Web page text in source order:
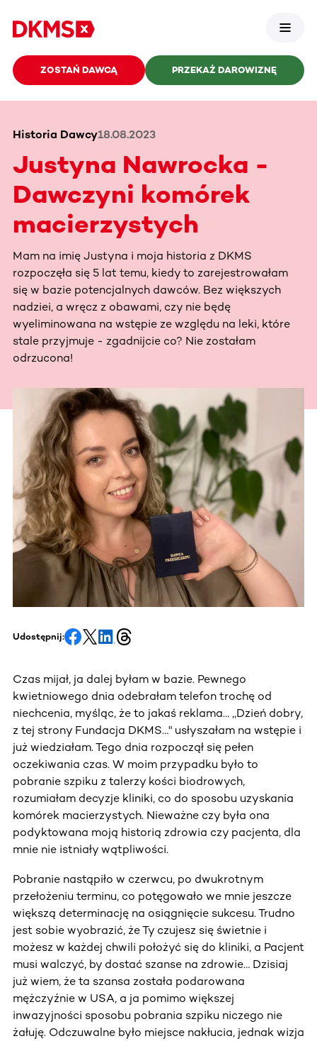
ZOSTAŃ DAWCĄ PRZEKAŻ DAROWIZNĘ
Historia Dawcy18.08.2023
Justyna Nawrocka -
Dawczyni komórek
macierzystych
Mam na imię Justyna i moja historia z DKMS
rozpoczęła się 5 lat temu, kiedy to zarejestrowałam
się w bazie potencjalnych dawców. Bez większych
nadziei, a wręcz z obawami, czy nie będę
wyeliminowana na wstępie ze względu na leki, które
stale przyjmuje - zgadnijcie co? Nie zostałam
odrzucona!
Udostępnij:
Czas mijał, ja dalej byłam w bazie. Pewnego
kwietniowego dnia odebrałam telefon trochę od
niechcenia, myśląc, że to jakaś reklama… ,,Dzień dobry,
z tej strony Fundacja DKMS…" usłyszałam na wstępie i
już wiedziałam. Tego dnia rozpoczął się pełen
oczekiwania czas. W moim przypadku było to
pobranie szpiku z talerzy kości biodrowych,
rozumiałam decyzje kliniki, co do sposobu uzyskania
komórek macierzystych. Nieważne czy była ona
podyktowana moją historią zdrowia czy pacjenta, dla
mnie nie istniały wątpliwości.
Pobranie nastąpiło w czerwcu, po dwukrotnym
przełożeniu terminu, co potęgowało we mnie jeszcze
większą determinację na osiągnięcie sukcesu. Trudno
jest sobie wyobrazić, że Ty czujesz się świetnie i
możesz w każdej chwili położyć się do kliniki, a Pacjent
musi walczyć, by dostać szanse na zdrowie… Dzisiaj
już wiem, że ta szansa została podarowana
mężczyźnie w USA, a ja pomimo większej
inwazyjności sposobu pobrania szpiku niczego nie
żałuję. Odczuwalne było miejsce nakłucia, jednak wizja